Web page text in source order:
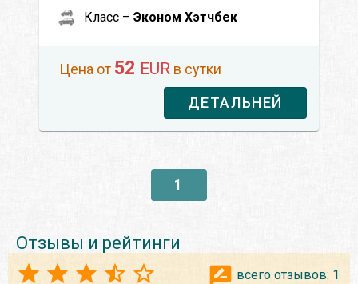
Класс – Эконом Хэтчбек
Цена от 52 EUR в сутки
ДЕТАЛЬНЕЙ
1
Отзывы и рейтинги
всего отзывов: 1